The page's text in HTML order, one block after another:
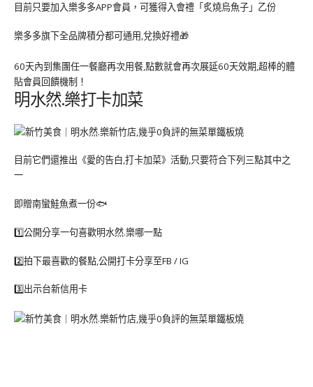
目前只要加入樂多多APP會員，可獲得入會禮「炙燒烏魚子」乙份
樂多多旗下全品牌積分都可通用,兌換好禮🎁
60天內到集團任一餐廳再次用餐,點數就會再次展延60天效期,超棒的體
貼會員回饋機制！
明水然.樂打卡加菜
目前它們還推出《愛的告白,打卡加菜》活動,只要符合下列三點其中之
一
即贈南蠻鮭魚煮一份🐟
1️⃣公開分享一句喜歡明水然.樂哪一點
2️⃣拍下最喜歡的餐點,公開打卡分享至FB / IG
3️⃣出示台新信用卡